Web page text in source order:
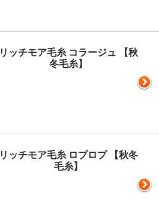
リッチモア毛糸 コラージュ 【秋
冬毛糸】
リッチモア毛糸 ロプロプ 【秋冬
毛糸】